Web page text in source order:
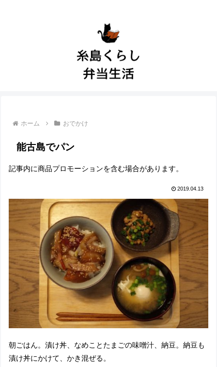
ホーム おでかけ
能古島でパン
記事内に商品プロモーションを含む場合があります。
2019.04.13
朝ごはん。漬け丼、なめことたまごの味噌汁、納豆。納豆も
漬け丼にかけて、かき混ぜる。